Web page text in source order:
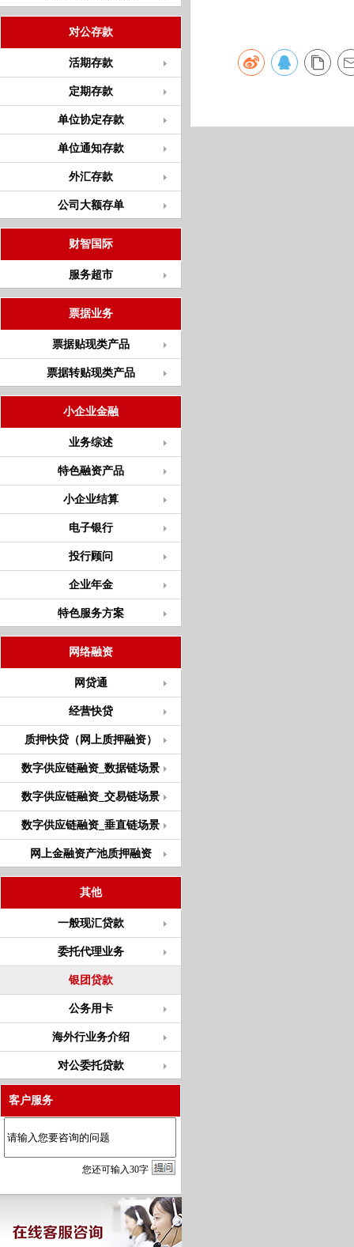
对公存款
活期存款
定期存款
单位协定存款
单位通知存款
外汇存款
公司大额存单
财智国际
服务超市
票据业务
票据贴现类产品
票据转贴现类产品
小企业金融
业务综述
特色融资产品
小企业结算
电子银行
投行顾问
企业年金
特色服务方案
网络融资
网贷通
经营快贷
质押快贷（网上质押融资）
数字供应链融资_数据链场景
数字供应链融资_交易链场景
数字供应链融资_垂直链场景
网上金融资产池质押融资
其他
一般现汇贷款
委托代理业务
银团贷款
公务用卡
海外行业务介绍
对公委托贷款
客户服务
您还可输入30字